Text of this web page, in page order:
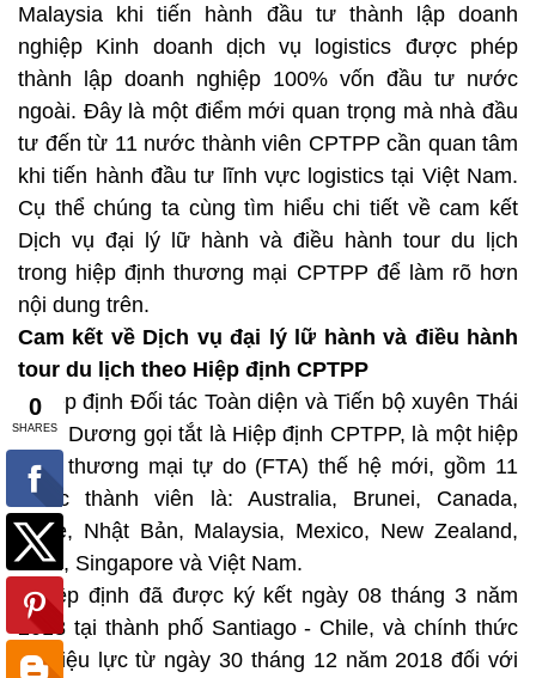
Malaysia khi tiến hành đầu tư thành lập doanh
nghiệp Kinh doanh dịch vụ logistics được phép
thành lập doanh nghiệp 100% vốn đầu tư nước
ngoài. Đây là một điểm mới quan trọng mà nhà đầu
tư đến từ 11 nước thành viên CPTPP cần quan tâm
khi tiến hành đầu tư lĩnh vực logistics tại Việt Nam.
Cụ thể chúng ta cùng tìm hiểu chi tiết về cam kết
Dịch vụ đại lý lữ hành và điều hành tour du lịch
trong hiệp định thương mại CPTPP để làm rõ hơn
nội dung trên.
Cam kết về Dịch vụ đại lý lữ hành và điều hành
tour du lịch theo Hiệp định CPTPP
- Hiệp định Đối tác Toàn diện và Tiến bộ xuyên Thái
Bình Dương gọi tắt là Hiệp định CPTPP, là một hiệp
định thương mại tự do (FTA) thế hệ mới, gồm 11
nước thành viên là: Australia, Brunei, Canada,
Chile, Nhật Bản, Malaysia, Mexico, New Zealand,
Peru, Singapore và Việt Nam.
- Hiệp định đã được ký kết ngày 08 tháng 3 năm
2018 tại thành phố Santiago - Chile, và chính thức
có hiệu lực từ ngày 30 tháng 12 năm 2018 đối với